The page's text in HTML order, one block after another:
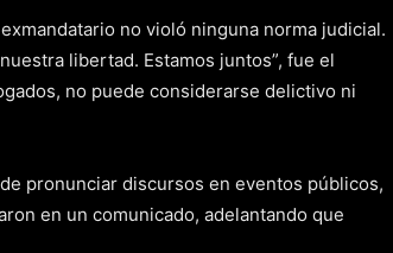
no violó ninguna norma judicial.
libertad. Estamos juntos”, fue el
no puede considerarse delictivo ni
pronunciar discursos en eventos públicos,
en un comunicado, adelantando que